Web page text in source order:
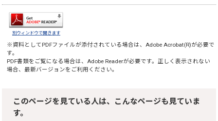
別ウィンドウで開きます
※資料としてPDFファイルが添付されている場合は、 Adobe Acrobat(R)が必要で
す。
PDF書類をご覧になる場合は、 Adobe Readerが必要です。正しく表示されない
場合、最新バージョンをご利用ください。
このページを見ている人は、こんなページも見ていま
す。